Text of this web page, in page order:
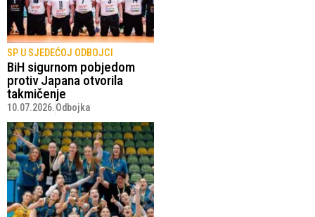
SP U SJEDEĆOJ ODBOJCI
BiH sigurnom pobjedom
protiv Japana otvorila
takmičenje
10.07.2026.Odbojka